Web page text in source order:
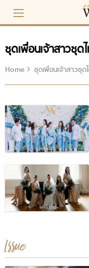
content
ชุดเพื่อนเจ้าสาวชุด
Home ชุดเพื่อนเจ้าสาวชุด
Issue